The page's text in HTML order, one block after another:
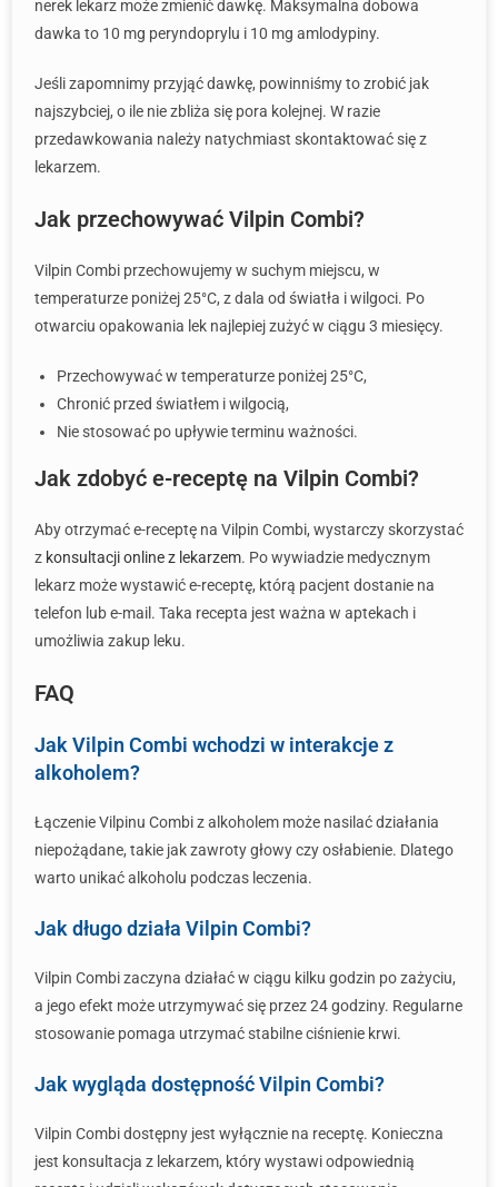
nerek lekarz może zmienić dawkę. Maksymalna dobowa
dawka to 10 mg peryndoprylu i 10 mg amlodypiny.
Jeśli zapomnimy przyjąć dawkę, powinniśmy to zrobić jak
najszybciej, o ile nie zbliża się pora kolejnej. W razie
przedawkowania należy natychmiast skontaktować się z
lekarzem.
Jak przechowywać Vilpin Combi?
Vilpin Combi przechowujemy w suchym miejscu, w
temperaturze poniżej 25°C, z dala od światła i wilgoci. Po
otwarciu opakowania lek najlepiej zużyć w ciągu 3 miesięcy.
Przechowywać w temperaturze poniżej 25°C,
Chronić przed światłem i wilgocią,
Nie stosować po upływie terminu ważności.
Jak zdobyć e-receptę na Vilpin Combi?
Aby otrzymać e-receptę na Vilpin Combi, wystarczy skorzystać
z konsultacji online z lekarzem. Po wywiadzie medycznym
lekarz może wystawić e-receptę, którą pacjent dostanie na
telefon lub e-mail. Taka recepta jest ważna w aptekach i
umożliwia zakup leku.
FAQ
Jak Vilpin Combi wchodzi w interakcje z
alkoholem?
Łączenie Vilpinu Combi z alkoholem może nasilać działania
niepożądane, takie jak zawroty głowy czy osłabienie. Dlatego
warto unikać alkoholu podczas leczenia.
Jak długo działa Vilpin Combi?
Vilpin Combi zaczyna działać w ciągu kilku godzin po zażyciu,
a jego efekt może utrzymywać się przez 24 godziny. Regularne
stosowanie pomaga utrzymać stabilne ciśnienie krwi.
Jak wygląda dostępność Vilpin Combi?
Vilpin Combi dostępny jest wyłącznie na receptę. Konieczna
jest konsultacja z lekarzem, który wystawi odpowiednią